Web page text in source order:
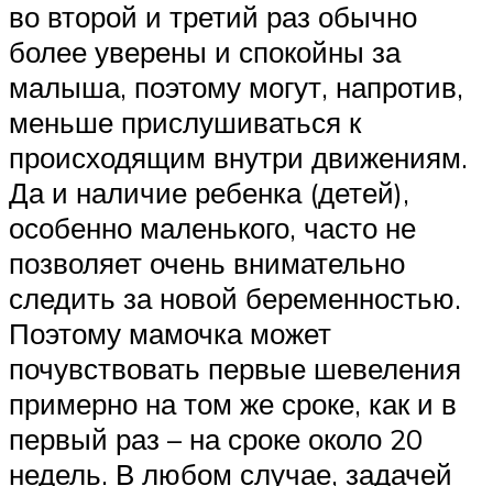
во второй и третий раз обычно
более уверены и спокойны за
малыша, поэтому могут, напротив,
меньше прислушиваться к
происходящим внутри движениям.
Да и наличие ребенка (детей),
особенно маленького, часто не
позволяет очень внимательно
следить за новой беременностью.
Поэтому мамочка может
почувствовать первые шевеления
примерно на том же сроке, как и в
первый раз – на сроке около 20
недель. В любом случае, задачей